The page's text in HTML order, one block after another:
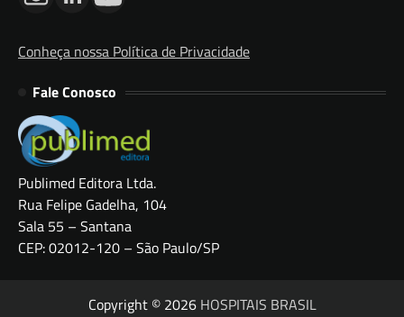
Conheça nossa Política de Privacidade
Fale Conosco
Publimed Editora Ltda.
Rua Felipe Gadelha, 104
Sala 55 – Santana
CEP: 02012-120 – São Paulo/SP
Copyright © 2026 HOSPITAIS BRASIL